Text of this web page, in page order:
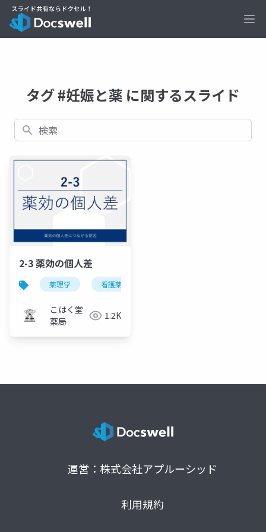
タグ #妊娠と薬 に関するスライド
検索
2-3 薬効の個人差
薬理学 看護薬理学
こはく堂
薬局
1.2K
運営：株式会社アプルーシッド
利用規約